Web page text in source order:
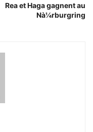
Rea et Haga gagnent au
Nà¼rburgring